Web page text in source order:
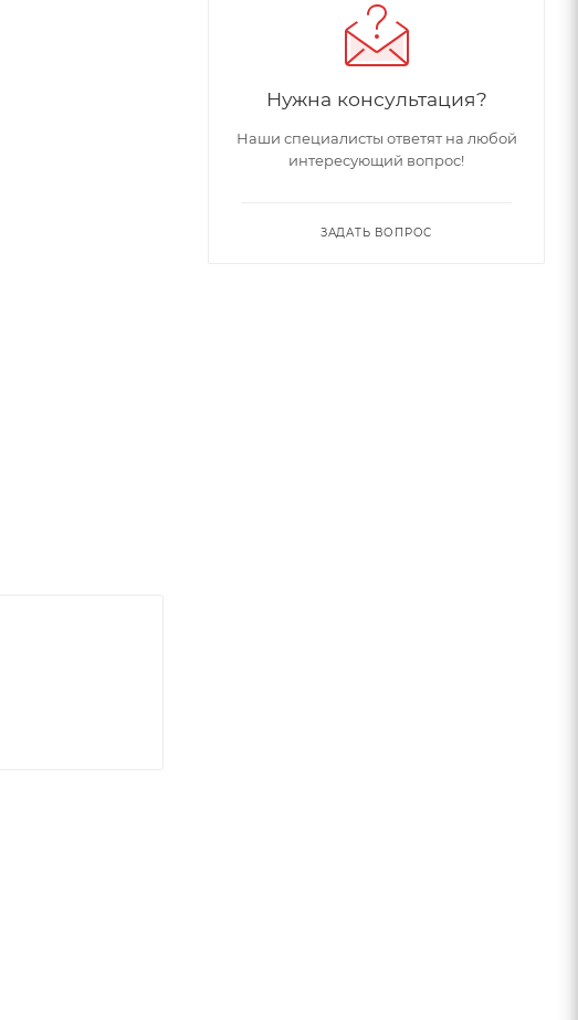
Нужна консультация?
Наши специалисты ответят на любой
интересующий вопрос!
ЗАДАТЬ ВОПРОС